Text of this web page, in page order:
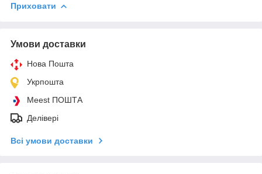
Приховати
Умови доставки
Нова Пошта
Укрпошта
Meest ПОШТА
Делівері
Всі умови доставки